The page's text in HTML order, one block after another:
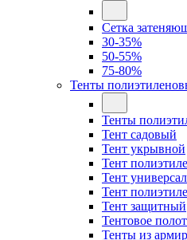
Сетка
30-35%
50-55%
75-80%
Тенты
Тенты
Тент садовый
Тент укрывной
Тент
Тент
Тент
Тент защитный
Тентовое
Тенты из